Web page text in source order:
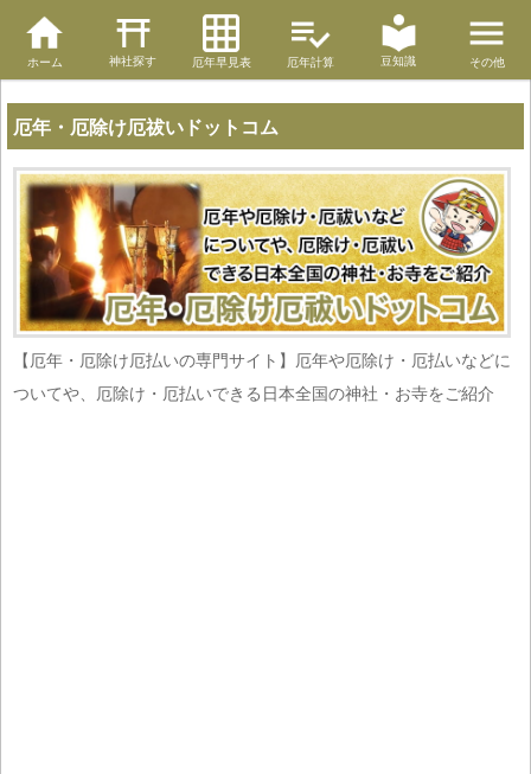
ホーム 神社探す 厄年早見表 厄年計算 豆知識 その他
厄年・厄除け厄祓いドットコム
【厄年・厄除け厄払いの専門サイト】厄年や厄除け・厄払いなどに
ついてや、厄除け・厄払いできる日本全国の神社・お寺をご紹介